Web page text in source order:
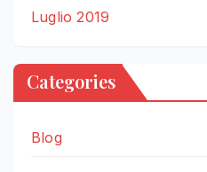
Luglio 2019
Categories
Blog